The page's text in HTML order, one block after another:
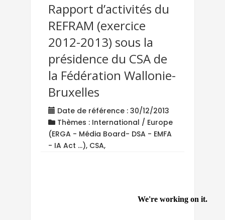
Rapport d’activités du
REFRAM (exercice
2012-2013) sous la
présidence du CSA de
la Fédération Wallonie-
Bruxelles
Date de référence : 30/12/2013
Thèmes : International / Europe
(ERGA - Média Board- DSA - EMFA
- IA Act ...), CSA,